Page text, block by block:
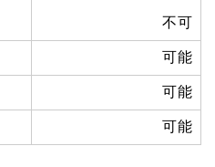
不可
可能
可能
可能